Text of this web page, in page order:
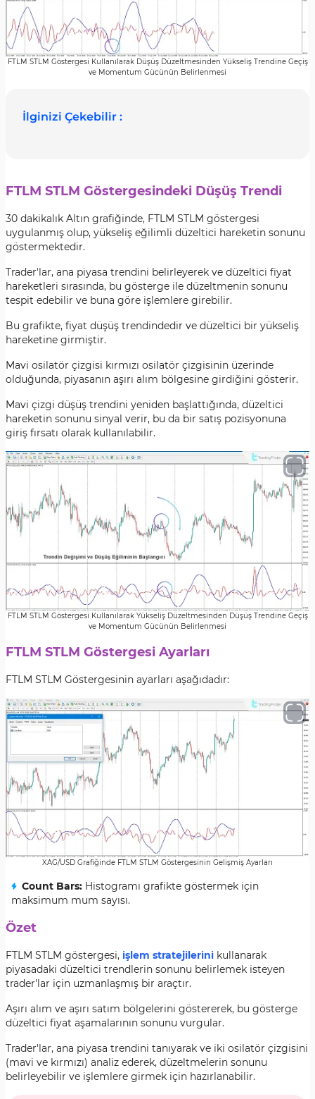
FTLM STLM Göstergesi Kullanılarak Düşüş Düzeltmesinden Yükseliş Trendine Geçiş
ve Momentum Gücünün Belirlenmesi
İlginizi Çekebilir :
FTLM STLM Göstergesindeki Düşüş Trendi
30 dakikalık Altın grafiğinde, FTLM STLM göstergesi
uygulanmış olup, yükseliş eğilimli düzeltici hareketin sonunu
göstermektedir.
Trader'lar, ana piyasa trendini belirleyerek ve düzeltici fiyat
hareketleri sırasında, bu gösterge ile düzeltmenin sonunu
tespit edebilir ve buna göre işlemlere girebilir.
Bu grafikte, fiyat düşüş trendindedir ve düzeltici bir yükseliş
hareketine girmiştir.
Mavi osilatör çizgisi kırmızı osilatör çizgisinin üzerinde
olduğunda, piyasanın aşırı alım bölgesine girdiğini gösterir.
Mavi çizgi düşüş trendini yeniden başlattığında, düzeltici
hareketin sonunu sinyal verir, bu da bir satış pozisyonuna
giriş fırsatı olarak kullanılabilir.
FTLM STLM Göstergesi Kullanılarak Yükseliş Düzeltmesinden Düşüş Trendine Geçiş
ve Momentum Gücünün Belirlenmesi
FTLM STLM Göstergesi Ayarları
FTLM STLM Göstergesinin ayarları aşağıdadır:
XAG/USD Grafiğinde FTLM STLM Göstergesinin Gelişmiş Ayarları
Count Bars: Histogramı grafikte göstermek için
maksimum mum sayısı.
Özet
FTLM STLM göstergesi, işlem stratejilerini kullanarak
piyasadaki düzeltici trendlerin sonunu belirlemek isteyen
trader'lar için uzmanlaşmış bir araçtır.
Aşırı alım ve aşırı satım bölgelerini göstererek, bu gösterge
düzeltici fiyat aşamalarının sonunu vurgular.
Trader'lar, ana piyasa trendini tanıyarak ve iki osilatör çizgisini
(mavi ve kırmızı) analiz ederek, düzeltmelerin sonunu
belirleyebilir ve işlemlere girmek için hazırlanabilir.